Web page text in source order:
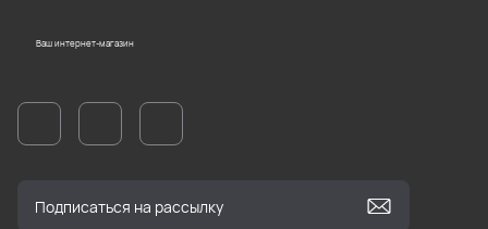
Ваш интернет-магазин